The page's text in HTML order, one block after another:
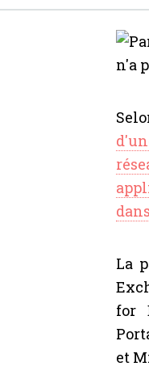
La
for
et